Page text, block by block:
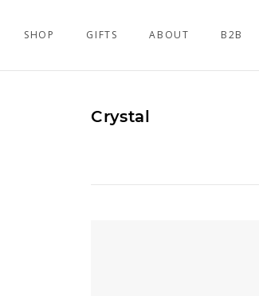
SHOP GIFTS ABOUT B2B
Crystal